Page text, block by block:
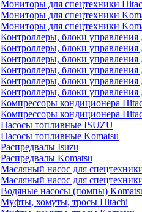
Мониторы для спецтехники
Мониторы для спецтехники
Мониторы для спецтехники
Контроллеры, блоки управления
Контроллеры, блоки управления
Контроллеры, блоки управления
Контроллеры, блоки управления
Контроллеры, блоки управления
Контроллеры, блоки управления
Компрессоры кондиционера
Компрессоры кондиционера
Насосы топливные ISUZU
Насосы топливные Komatsu
Распредвалы Isuzu
Распредвалы Komatsu
Масляный насос для
Масляный насос для
Водяные насосы (помпы)
Муфты, хомуты, тросы Hitachi